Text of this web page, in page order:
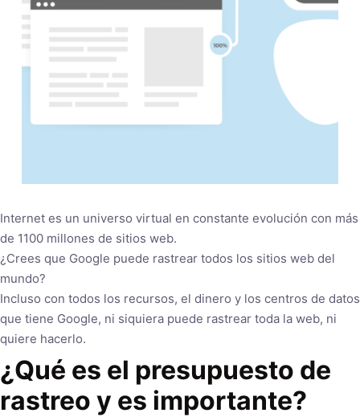
Internet es un universo virtual en constante evolución con más
de 1100 millones de sitios web.
¿Crees que Google puede rastrear todos los sitios web del
mundo?
Incluso con todos los recursos, el dinero y los centros de datos
que tiene Google, ni siquiera puede rastrear toda la web, ni
quiere hacerlo.
¿Qué es el presupuesto de
rastreo y es importante?